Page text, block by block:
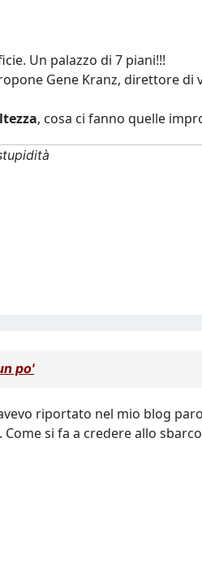
Un palazzo di 7 piani!!!
Gene Kranz, direttore
, cosa ci fanno quelle
po'
riportato nel mio blog
si fa a credere allo